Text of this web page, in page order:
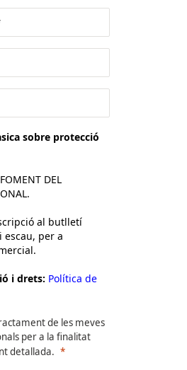
sobre protecció
FOMENT DEL
al butlletí
per a
i drets: Política de
de les meves
per a la finalitat
detallada.